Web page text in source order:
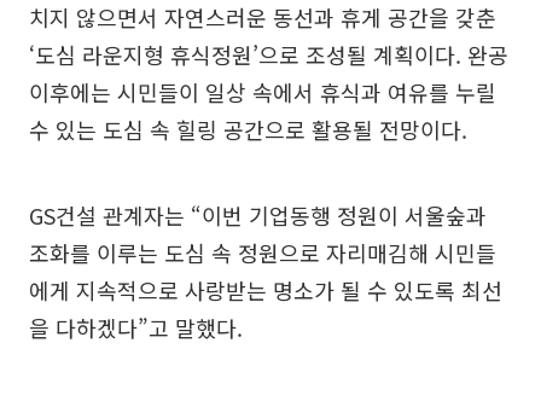
치지 않으면서 자연스러운 동선과 휴게 공간을 갖춘
‘도심 라운지형 휴식정원’으로 조성될 계획이다. 완공
이후에는 시민들이 일상 속에서 휴식과 여유를 누릴
수 있는 도심 속 힐링 공간으로 활용될 전망이다.
GS건설 관계자는 “이번 기업동행 정원이 서울숲과
조화를 이루는 도심 속 정원으로 자리매김해 시민들
에게 지속적으로 사랑받는 명소가 될 수 있도록 최선
을 다하겠다”고 말했다.